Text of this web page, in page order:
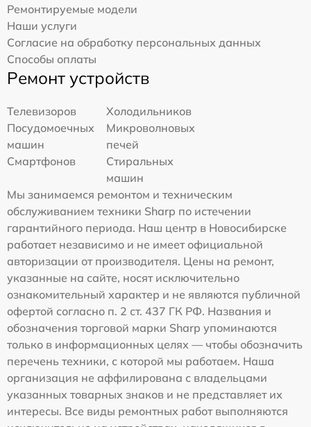
Ремонтируемые модели
Наши услуги
Согласие на обработку персональных данных
Способы оплаты
Ремонт устройств
Телевизоров
Холодильников
Посудомоечных
машин
Микроволновых
печей
Смартфонов
Стиральных
машин
Мы занимаемся ремонтом и техническим
обслуживанием техники Sharp по истечении
гарантийного периода. Наш центр в Новосибирске
работает независимо и не имеет официальной
авторизации от производителя. Цены на ремонт,
указанные на сайте, носят исключительно
ознакомительный характер и не являются публичной
офертой согласно п. 2 ст. 437 ГК РФ. Названия и
обозначения торговой марки Sharp упоминаются
только в информационных целях — чтобы обозначить
перечень техники, с которой мы работаем. Наша
организация не аффилирована с владельцами
указанных товарных знаков и не представляет их
интересы. Все виды ремонтных работ выполняются